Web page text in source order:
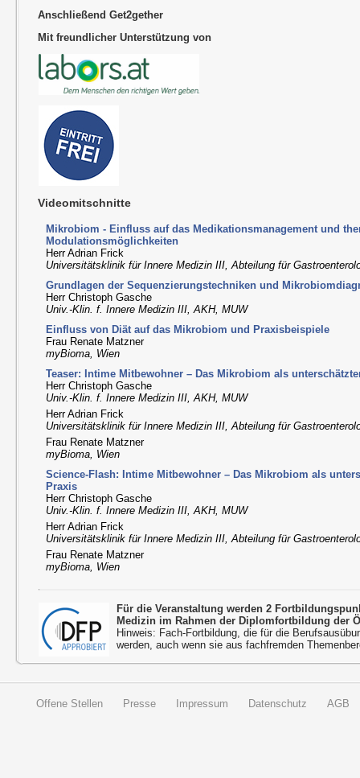
Anschließend Get2gether
Mit freundlicher Unterstützung von
Videomitschnitte
Mikrobiom - Einfluss auf das Medikationsmanagement und
Modulationsmöglichkeiten
Herr Adrian Frick
Universitätsklinik für Innere Medizin III, Abteilung für
Grundlagen der Sequenzierungstechniken und
Herr Christoph Gasche
Univ.-Klin. f. Innere Medizin III, AKH, MUW
Einfluss von Diät auf das Mikrobiom und Praxisbeispiele
Frau Renate Matzner
myBioma, Wien
Teaser: Intime Mitbewohner – Das Mikrobiom als
Herr Christoph Gasche
Univ.-Klin. f. Innere Medizin III, AKH, MUW
Herr Adrian Frick
Universitätsklinik für Innere Medizin III, Abteilung für
Frau Renate Matzner
myBioma, Wien
Science-Flash: Intime Mitbewohner – Das Mikrobiom als
Praxis
Herr Christoph Gasche
Univ.-Klin. f. Innere Medizin III, AKH, MUW
Herr Adrian Frick
Universitätsklinik für Innere Medizin III, Abteilung für
Frau Renate Matzner
myBioma, Wien
Für die Veranstaltung werden 2
Medizin im Rahmen der Diplomfortbildung der
Hinweis: Fach-Fortbildung, die für die
werden, auch wenn sie aus fachfremden
Offene Stellen Presse Impressum Datenschutz AGB